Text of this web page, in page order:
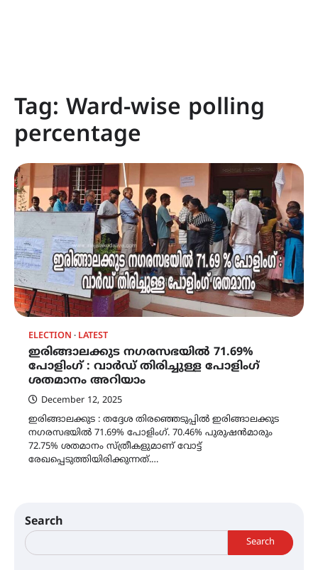
Tag: Ward-wise polling
percentage
ELECTION LATEST
ഇരിങ്ങാലക്കുട നഗരസഭയിൽ 71.69%
പോളിംഗ് : വാർഡ് തിരിച്ചുള്ള പോളിംഗ്
ശതമാനം അറിയാം
December 12, 2025
ഇരിങ്ങാലക്കുട : തദ്ദേശ തിരഞ്ഞെടുപ്പിൽ ഇരിങ്ങാലക്കുട
നഗരസഭയിൽ 71.69% പോളിംഗ്. 70.46% പുരുഷൻമാരും
72.75% ശതമാനം സ്ത്രീകളുമാണ് വോട്ട്
രേഖപ്പെടുത്തിയിരിക്കുന്നത്.…
Search
Search